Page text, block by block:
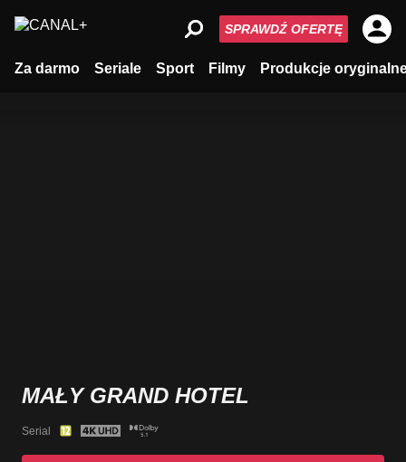
Za darmo Seriale Sport Filmy Produkcje
SPRAWDŹ OFERTĘ
MAŁY GRAND HOTEL
Serial